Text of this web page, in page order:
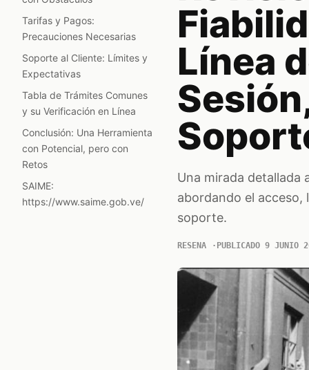
Tarifas y Pagos:
Precauciones Necesarias
Soporte al Cliente: Límites y
Expectativas
Tabla de Trámites Comunes
y su Verificación en Línea
Conclusión: Una Herramienta
con Potencial, pero con
Retos
SAIME:
https://www.saime.gob.ve/
Línea
Una mirada detallada
abordando el
soporte.
RESENA PUBLICADO 9 JUNIO